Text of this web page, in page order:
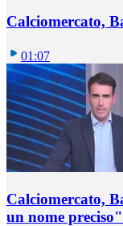
Calciomercato,
01:07
Calciomercato,
un nome preciso"